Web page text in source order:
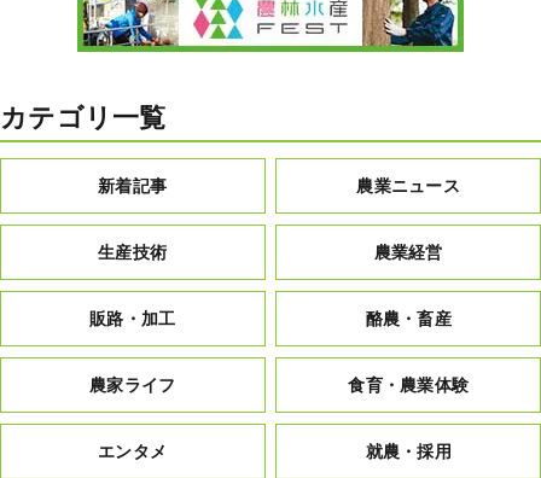
カテゴリ一覧
新着記事 農業ニュース
生産技術 農業経営
販路・加工 酪農・畜産
農家ライフ 食育・農業体験
エンタメ 就農・採用